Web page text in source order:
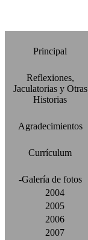
Principal
Reflexiones,
Jaculatorias y Otras
Historias
Agradecimientos
Currículum
-Galería de fotos
2004
2005
2006
2007